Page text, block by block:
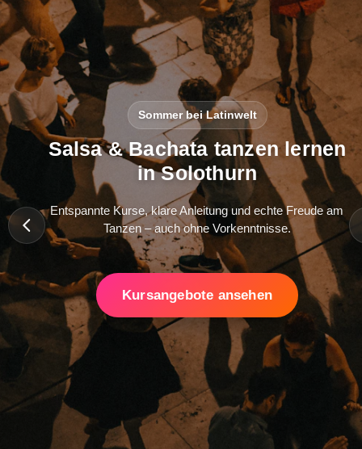
Sommer bei Latinwelt
Salsa & Bachata tanzen lernen
in Solothurn
Entspannte Kurse, klare Anleitung und echte Freude am
Tanzen – auch ohne Vorkenntnisse.
Kursangebote ansehen